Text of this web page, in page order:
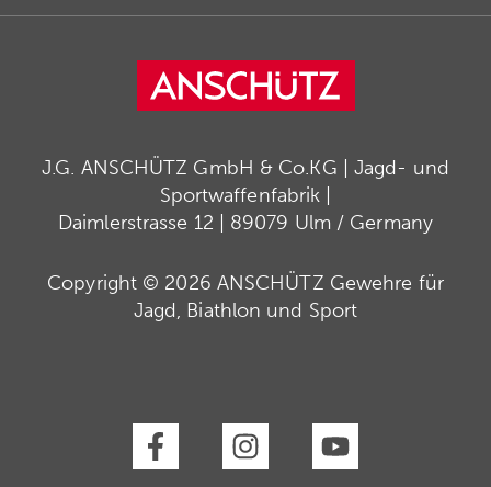
J.G. ANSCHÜTZ GmbH & Co.KG | Jagd- und
Sportwaffenfabrik |
Daimlerstrasse 12 | 89079 Ulm / Germany
Copyright © 2026 ANSCHÜTZ Gewehre für
Jagd, Biathlon und Sport